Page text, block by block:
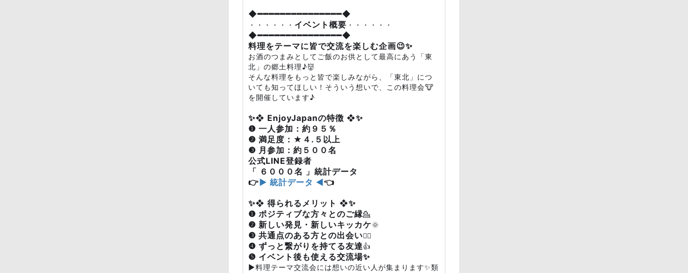
◆━━━━━━━━━━━━━━━◆
・・・・・・ イベント概要 ・・・・・・
◆━━━━━━━━━━━━━━━◆
料理をテーマに皆で交流を楽しむ企画😉✨
お酒のつまみとしてご飯のお供として最高にあう「東
北」の郷土料理♪👹
そんな料理をもっと皆で楽しみながら、「東北」につ
いても知ってほしい！そういう想いで、この料理会🐮
を開催しています♪
✨❖ EnjoyJapanの特徴 ❖✨
❶ 一人参加：約９５％
❷ 満足度：★４.５以上
❸ 月参加：約５００名
公式LINE登録者
「 ６０００名 」統計データ
👉▶ 統計データ ◀👈
✨❖ 得られるメリット ❖✨
❶ ポジティブな方々とのご縁💁
❷ 新しい発見・新しいキッカケ🌞
❸ 共通点のある方との出会い🙆‍♂️
❹ ずっと繋がりを持てる友達👍
❺ イベント後も使える交流場✨
▶料理テーマ交流会には想いの近い人が集まります✨類